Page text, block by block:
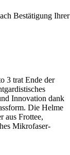
Bestätigung Ihrer
3 trat Ende der
Innovation dank
Die Helme
aus Frottee,
Mikrofaser-